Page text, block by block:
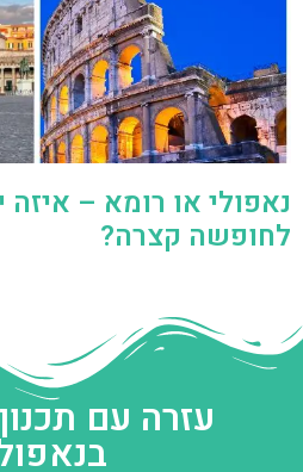
נאפולי או רומא –
לחופשה קצרה?
עזרה עם